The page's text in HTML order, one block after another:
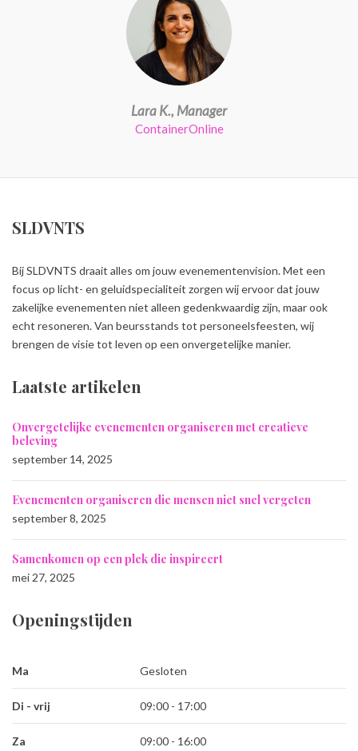
Lara K., Manager
ContainerOnline
SLDVNTS
Bij SLDVNTS draait alles om jouw evenementenvision. Met een
focus op licht- en geluidspecialiteit zorgen wij ervoor dat jouw
zakelijke evenementen niet alleen gedenkwaardig zijn, maar ook
echt resoneren. Van beursstands tot personeelsfeesten, wij
brengen de visie tot leven op een onvergetelijke manier.
Laatste artikelen
Onvergetelijke evenementen organiseren met creatieve
beleving
september 14, 2025
Evenementen organiseren die mensen niet snel vergeten
september 8, 2025
Samenkomen op een plek die inspireert
mei 27, 2025
Openingstijden
Ma Gesloten
Di - vrij 09:00 - 17:00
Za 09:00 - 16:00